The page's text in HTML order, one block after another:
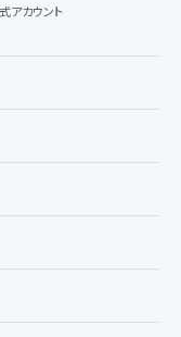
アカウント